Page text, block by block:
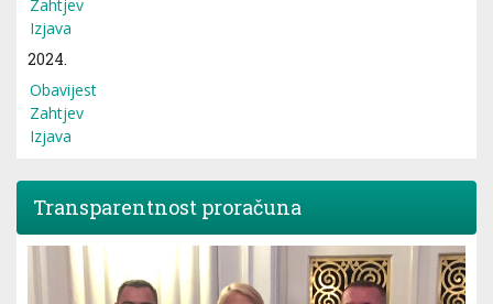
Zahtjev
Izjava
2024.
Obavijest
Zahtjev
Izjava
Transparentnost proračuna